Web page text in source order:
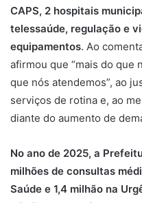
CAPS, 2 hospitais
telessaúde, regulação e
equipamentos. Ao
afirmou que “mais do que
que nós atendemos”, ao
serviços de rotina e, ao
diante do aumento de
No ano de 2025, a
milhões de consultas
Saúde e 1,4 milhão na